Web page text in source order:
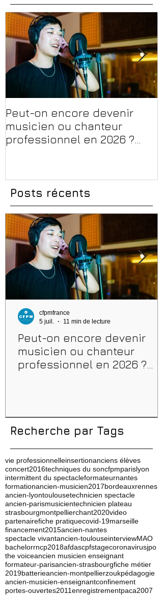
Peut-on encore devenir
musicien ou chanteur
professionnel en 2026 ?
Posts récents
Peut-on encore devenir
musicien ou chanteur
professionnel en 2026 ?
cfpmfrance
5 juil.
11 min de lecture
Recherche par Tags
vie professionnelleinsertionanciens élèves
concert2016techniques du soncfpmparislyon
intermittent du spectacleformateurnantes
formationancien-musicien2017bordeauxrennes
ancien-lyontoulousetechnicien spectacle
ancien-parismusicientechnicien plateau
strasbourgmontpellierchant2020video
partenairefiche pratiquecovid-19marseille
financement2015ancien-nantes
spectacle vivantancien-toulouseinterviewMAO
bachelorrncp2018afdascpfstagecoronavirusjpo
the voiceancien musicien enseignant
formateur-parisancien-strasbourgfiche métier
2019batterieancien-montpellierzoukpédagogie
ancien-musicien-enseignantconfinement
portes-ouvertes2011enregistrementpaca2007